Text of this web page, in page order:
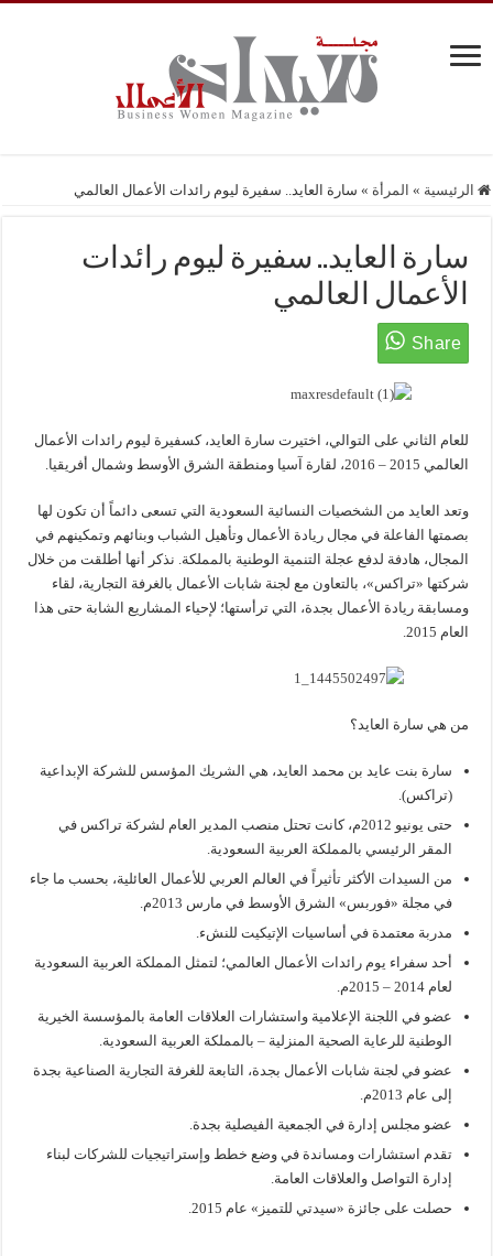
الرئيسية » المرأة » سارة العايد.. سفيرة ليوم رائدات الأعمال العالمي
سارة العايد.. سفيرة ليوم رائدات
الأعمال العالمي
للعام الثاني على التوالي، اختيرت سارة العايد، كسفيرة ليوم رائدات الأعمال
العالمي 2015 – 2016، لقارة آسيا ومنطقة الشرق الأوسط وشمال أفريقيا.
وتعد العايد من الشخصيات النسائية السعودية التي تسعى دائماً أن تكون لها
بصمتها الفاعلة في مجال ريادة الأعمال وتأهيل الشباب وبنائهم وتمكينهم في
المجال، هادفة لدفع عجلة التنمية الوطنية بالمملكة. نذكر أنها أطلقت من خلال
شركتها «تراكس»، بالتعاون مع لجنة شابات الأعمال بالغرفة التجارية، لقاء
ومسابقة ريادة الأعمال بجدة، التي ترأستها؛ لإحياء المشاريع الشابة حتى هذا
العام 2015.
من هي سارة العايد؟
سارة بنت عايد بن محمد العايد، هي الشريك المؤسس للشركة الإبداعية
(تراكس).
حتى يونيو 2012م، كانت تحتل منصب المدير العام لشركة تراكس في
المقر الرئيسي بالمملكة العربية السعودية.
من السيدات الأكثر تأثيراً في العالم العربي للأعمال العائلية، بحسب ما جاء
في مجلة «فوربس» الشرق الأوسط في مارس 2013م.
مدربة معتمدة في أساسيات الإتيكيت للنشء.
أحد سفراء يوم رائدات الأعمال العالمي؛ لتمثل المملكة العربية السعودية
لعام 2014 – 2015م.
عضو في اللجنة الإعلامية واستشارات العلاقات العامة بالمؤسسة الخيرية
الوطنية للرعاية الصحية المنزلية – بالمملكة العربية السعودية.
عضو في لجنة شابات الأعمال بجدة، التابعة للغرفة التجارية الصناعية بجدة
إلى عام 2013م.
عضو مجلس إدارة في الجمعية الفيصلية بجدة.
تقدم استشارات ومساندة في وضع خطط وإستراتيجيات للشركات لبناء
إدارة التواصل والعلاقات العامة.
حصلت على جائزة «سيدتي للتميز» عام 2015.